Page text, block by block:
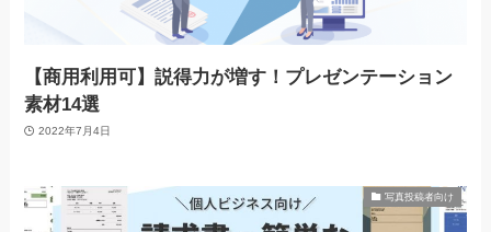
【商用利用可】説得力が増す！プレゼンテーション
素材14選
2022年7月4日
写真投稿者向け